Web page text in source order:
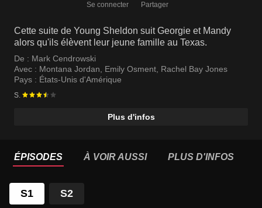
Se connecter Partager
Cette suite de Young Sheldon suit Georgie et Mandy
alors qu'ils élèvent leur jeune famille au Texas.
De : Mark Cendrowski
Avec : Montana Jordan, Emily Osment, Rachel Bay Jones
Pays : États-Unis d'Amérique
S.
Plus d'infos
ÉPISODES À VOIR AUSSI PLUS D'INFOS
S1 S2